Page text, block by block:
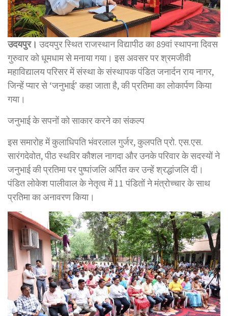
उदयपुर।उदयपुर स्थित राजस्थान विद्यापीठ का 89वां स्थापना दिवस
गुरुवार को धूमधाम से मनाया गया। इस अवसर पर श्रमजीवी
महाविद्यालय परिसर में संस्था के संस्थापक पंडित जनार्दन राय नागर,
जिन्हें प्यार से ‘जनुभाई’ कहा जाता है, की प्रतिमा का लोकार्पण किया
गया।
जनुभाई के सपनों को साकार करने का संकल्प
इस समारोह में कुलाधिपति भंवरलाल गुर्जर, कुलपति प्रो. एस.एस.
सारंगदेवोत, पीठ स्थविर कौशल नागदा और उनके परिवार के सदस्यों ने
जनुभाई की प्रतिमा पर पुष्पांजलि अर्पित कर उन्हें श्रद्धांजलि दी।
पंडित लोकेश पालीवाल के नेतृत्व में 11 पंडितों ने मंत्रोच्चार के साथ
प्रतिमा का अनावरण किया।